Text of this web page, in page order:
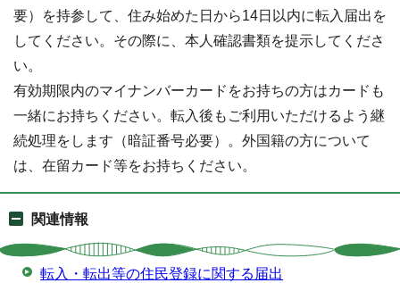
要）を持参して、住み始めた日から14日以内に転入届出を
してください。その際に、本人確認書類を提示してくださ
い。
有効期限内のマイナンバーカードをお持ちの方はカードも
一緒にお持ちください。転入後もご利用いただけるよう継
続処理をします（暗証番号必要）。外国籍の方について
は、在留カード等をお持ちください。
関連情報
転入・転出等の住民登録に関する届出